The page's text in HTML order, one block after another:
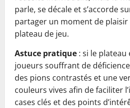
parle, se décale et s’accorde
partager un moment de plaisir
plateau de jeu.
Astuce pratique : si le
joueurs souffrant de
des pions contrastés et une
couleurs vives afin de faciliter
cases clés et des points